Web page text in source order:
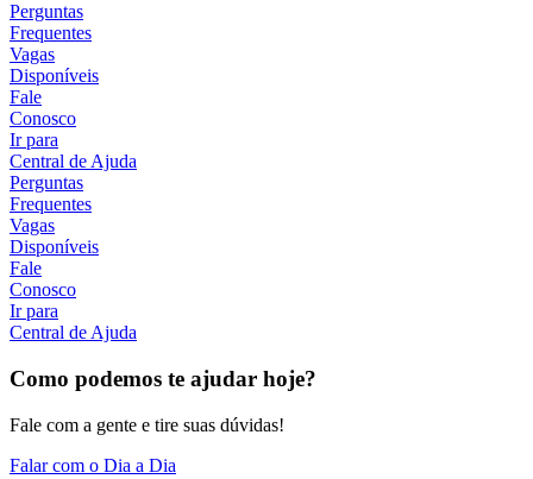
Perguntas
Frequentes
Vagas
Disponíveis
Fale
Conosco
Ir para
Central de Ajuda
Perguntas
Frequentes
Vagas
Disponíveis
Fale
Conosco
Ir para
Central de Ajuda
Como podemos te ajudar hoje?
Fale com a gente e tire suas dúvidas!
Falar com o Dia a Dia